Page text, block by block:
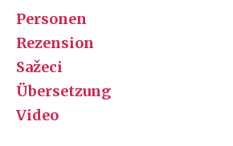
Personen
Rezension
Sažeci
Übersetzung
Video